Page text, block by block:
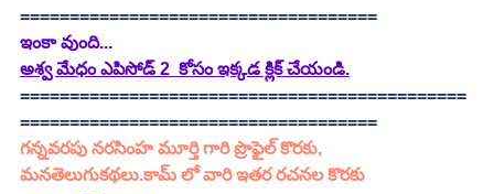
====================================
ఇంకా వుంది...
అశ్వ మేధం ఎపిసోడ్ 2  కోసం ఇక్కడ క్లిక్ చేయండి.
=============================================
====================================
గన్నవరపు నరసింహ మూర్తి గారి ప్రొఫైల్ కొరకు,
మనతెలుగుకథలు.కామ్ లో వారి ఇతర రచనల కొరకు